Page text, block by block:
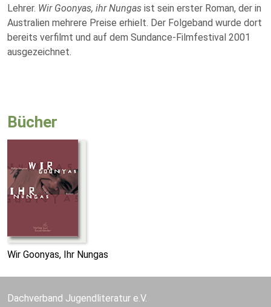
Lehrer. Wir Goonyas, ihr Nungas ist sein erster Roman, der in
Australien mehrere Preise erhielt. Der Folgeband wurde dort
bereits verfilmt und auf dem Sundance-Filmfestival 2001
ausgezeichnet.
Bücher
Wir Goonyas, Ihr Nungas
Dachverband Jugendliteratur e.V.